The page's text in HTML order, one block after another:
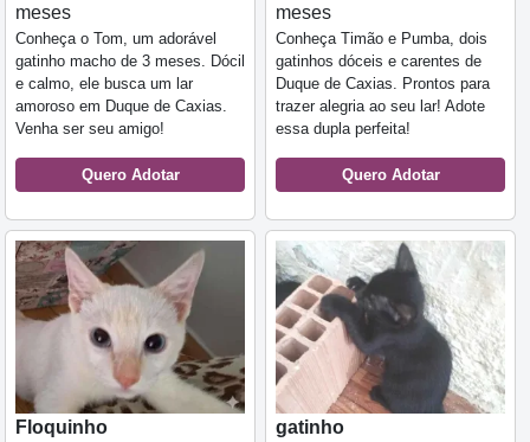
meses
Conheça o Tom, um adorável
gatinho macho de 3 meses. Dócil
e calmo, ele busca um lar
amoroso em Duque de Caxias.
Venha ser seu amigo!
Quero Adotar
meses
Conheça Timão e Pumba, dois
gatinhos dóceis e carentes de
Duque de Caxias. Prontos para
trazer alegria ao seu lar! Adote
essa dupla perfeita!
Quero Adotar
Floquinho
gatinho